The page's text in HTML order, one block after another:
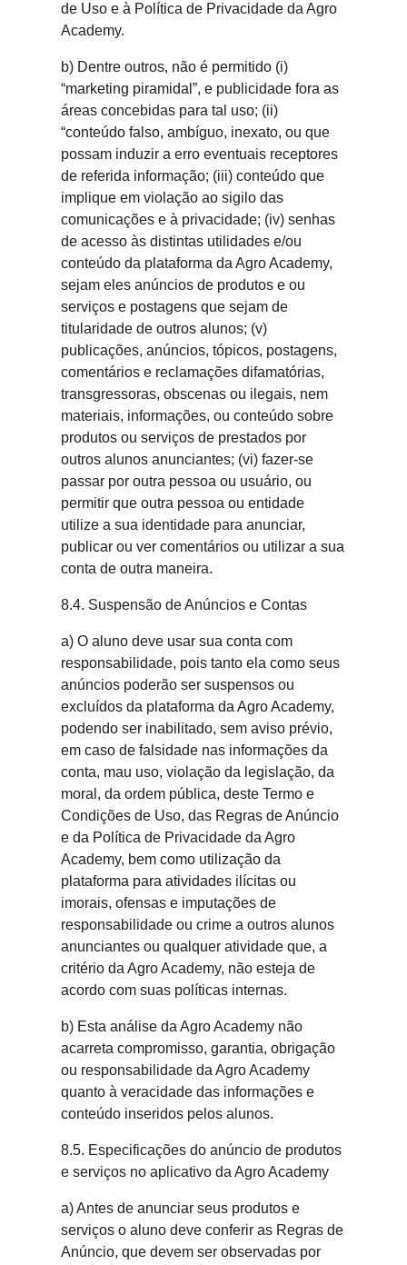
de Uso e à Política de Privacidade da Agro
Academy.
b) Dentre outros, não é permitido (i)
“marketing piramidal”, e publicidade fora as
áreas concebidas para tal uso; (ii)
“conteúdo falso, ambíguo, inexato, ou que
possam induzir a erro eventuais receptores
de referida informação; (iii) conteúdo que
implique em violação ao sigilo das
comunicações e à privacidade; (iv) senhas
de acesso às distintas utilidades e/ou
conteúdo da plataforma da Agro Academy,
sejam eles anúncios de produtos e ou
serviços e postagens que sejam de
titularidade de outros alunos; (v)
publicações, anúncios, tópicos, postagens,
comentários e reclamações difamatórias,
transgressoras, obscenas ou ilegais, nem
materiais, informações, ou conteúdo sobre
produtos ou serviços de prestados por
outros alunos anunciantes; (vi) fazer-se
passar por outra pessoa ou usuário, ou
permitir que outra pessoa ou entidade
utilize a sua identidade para anunciar,
publicar ou ver comentários ou utilizar a sua
conta de outra maneira.
8.4. Suspensão de Anúncios e Contas
a) O aluno deve usar sua conta com
responsabilidade, pois tanto ela como seus
anúncios poderão ser suspensos ou
excluídos da plataforma da Agro Academy,
podendo ser inabilitado, sem aviso prévio,
em caso de falsidade nas informações da
conta, mau uso, violação da legislação, da
moral, da ordem pública, deste Termo e
Condições de Uso, das Regras de Anúncio
e da Política de Privacidade da Agro
Academy, bem como utilização da
plataforma para atividades ilícitas ou
imorais, ofensas e imputações de
responsabilidade ou crime a outros alunos
anunciantes ou qualquer atividade que, a
critério da Agro Academy, não esteja de
acordo com suas políticas internas.
b) Esta análise da Agro Academy não
acarreta compromisso, garantia, obrigação
ou responsabilidade da Agro Academy
quanto à veracidade das informações e
conteúdo inseridos pelos alunos.
8.5. Especificações do anúncio de produtos
e serviços no aplicativo da Agro Academy
a) Antes de anunciar seus produtos e
serviços o aluno deve conferir as Regras de
Anúncio, que devem ser observadas por